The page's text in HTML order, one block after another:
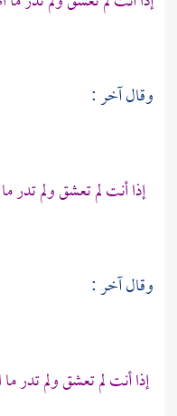
وقال آخر :
إذا أنت لم تعشق ولم
وقال آخر :
إذا أنت لم تعشق ولم تدر